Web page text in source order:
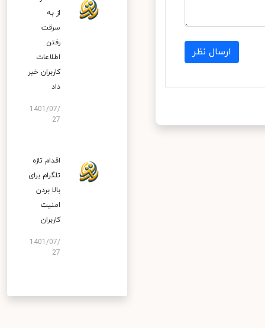
ارسال نظر
از به
سرقت
رفتن
اطلاعات
کاربران خبر
داد
1401/07/
27
اقدام تازه
تلگرام برای
بالا بردن
امنیت
کاربران
1401/07/
27